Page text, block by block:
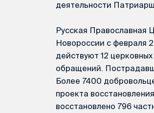
деятельности
Русская Православная
Новороссии с февраля
действуют 12
обращений.
Более 7400
проекта
восстановлено 796